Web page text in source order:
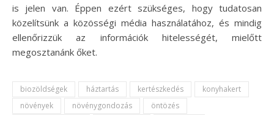
is jelen van. Éppen ezért szükséges, hogy tudatosan
közelítsünk a közösségi média használatához, és mindig
ellenőrizzük az információk hitelességét, mielőtt
megosztanánk őket.
biozöldségek háztartás kertészkedés
konyhakert
növények
növénygondozás öntözés